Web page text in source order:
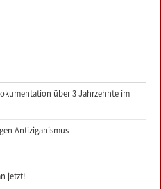
über 3 Jahrzehnte im
Antiziganismus
jetzt!